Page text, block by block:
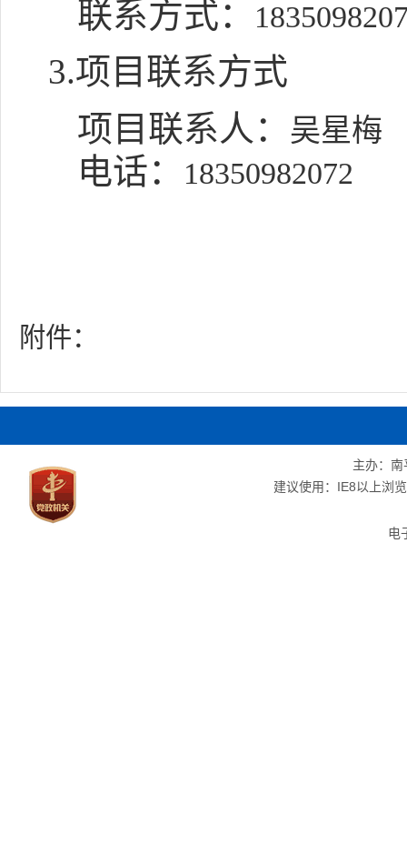
联系方式：
3.项目联系方式
项目联系人：
吴星梅
电话： 18350982072
附件：
主办：
建议使用：IE8以上浏
电